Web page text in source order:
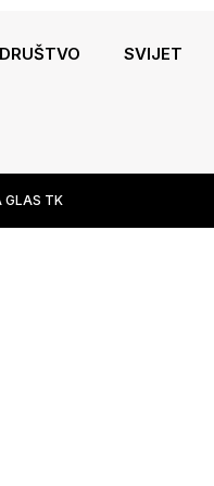
DRUŠTVO SVIJET
GLAS TK